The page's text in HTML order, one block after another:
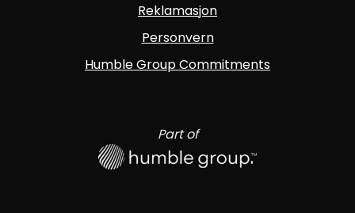
Reklamasjon
Personvern
Humble Group Commitments
Part of